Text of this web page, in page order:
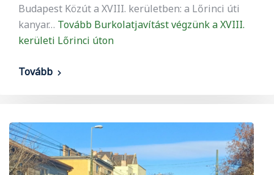
Budapest Közút a XVIII. kerületben: a Lőrinci úti
kanyar… Tovább Burkolatjavítást végzünk a XVIII.
kerületi Lőrinci úton
Tovább